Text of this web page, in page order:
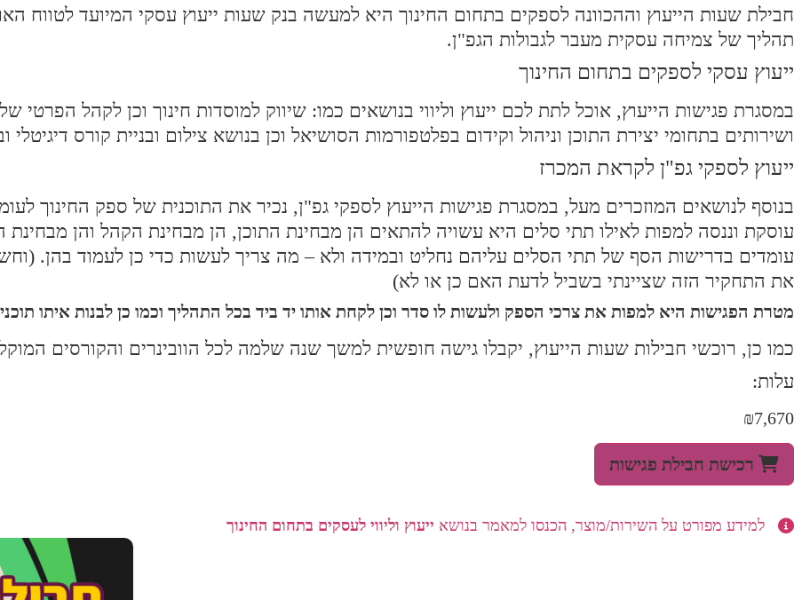
חבילת שעות הייעוץ וההכוונה לספקים בתחום החינוך היא למעשה בנק שעות ייעוץ עסקי המיועד לטווח
תהליך של צמיחה עסקית מעבר לגבולות הגפ"ן.
ייעוץ עסקי לספקים בתחום החינוך
במסגרת פגישות הייעוץ, אוכל לתת לכם ייעוץ וליווי בנושאים כמו: שיווק למוסדות חינוך וכן לקהל הפרטי
ושירותים בתחומי יצירת התוכן וניהול וקידום בפלטפורמות הסושיאל וכן בנושא צילום ובניית קורס
ייעוץ לספקי גפ"ן לקראת המכרז
בנוסף לנושאים המוזכרים מעל, במסגרת פגישות הייעוץ לספקי גפ"ן, נכיר את התוכנית של ספק החינוך
עוסקת וננסה למפות לאילו תתי סלים היא עשויה להתאים הן מבחינת התוכן, הן מבחינת הקהל והן מבחינת
עומדים בדרישות הסף של תתי הסלים עליהם נחליט ובמידה ולא – מה צריך לעשות כדי כן לעמוד בהן.
את התחקיר הזה שציינתי בשביל לדעת האם כן או לא)
מטרת הפגישות היא למפות את צרכי הספק ולעשות לו סדר וכן לקחת אותו יד ביד בכל התהליך וכמו כן לבנות איתו
כמו כן, רוכשי חבילות שעות הייעוץ, יקבלו גישה חופשית למשך שנה שלמה לכל הוובינרים והקורסים
עלות:
₪7,670
כמות
של
חבילת
10
ייעוץ
עסקי
רכישת חבילת פגישות
למידע מפורט על השירות/מוצר, הכנסו למאמר בנושא ייעוץ וליווי לעסקים בתחום החינוך